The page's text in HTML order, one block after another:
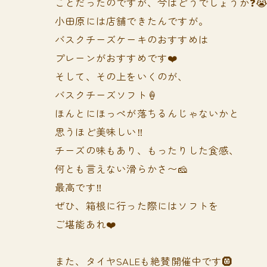
小田原には店舗できたんですが。
バスクチーズケーキのおすすめは
プレーンがおすすめです❤️
そして、その上をいくのが、
バスクチーズソフト🍦
ほんとにほっぺが落ちるんじゃないかと
思うほど美味しい‼️
チーズの味もあり、もったりした食感、
何とも言えない滑らかさ〜🧀
最高です‼️
ぜひ、箱根に行った際にはソフトを
ご堪能あれ❤️
また、タイヤSALEも絶賛開催中です🛞